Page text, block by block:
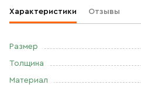
Характеристики Отзывы
Размер
Толщина
Материал